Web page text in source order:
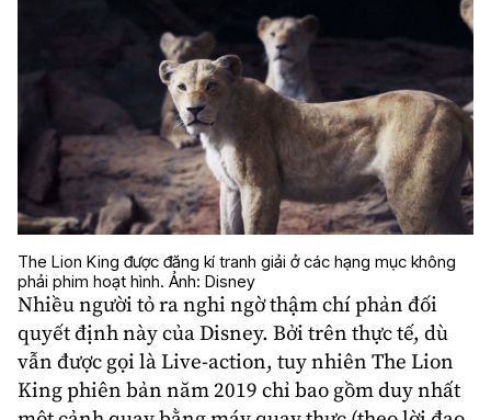
The Lion King được đăng kí tranh giải ở các hạng mục không
phải phim hoạt hình. Ảnh: Disney
Nhiều người tỏ ra nghi ngờ thậm chí phản đối
quyết định này của Disney. Bởi trên thực tế, dù
vẫn được gọi làLive-action, tuy nhiên The Lion
Kingphiên bản năm 2019 chỉ bao gồm duy nhất